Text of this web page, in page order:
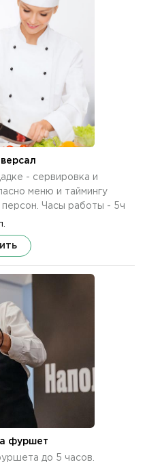
- сервировка и
меню и таймингу
Часы работы - 5ч
фуршет
до 5 часов.